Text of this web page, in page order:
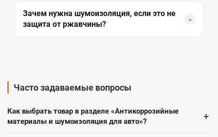
Зачем нужна шумоизоляция, если это не
защита от ржавчины?
⌄
Часто задаваемые вопросы
Как выбрать товар в разделе «Антикоррозийные
материалы и шумоизоляция для авто»?
+